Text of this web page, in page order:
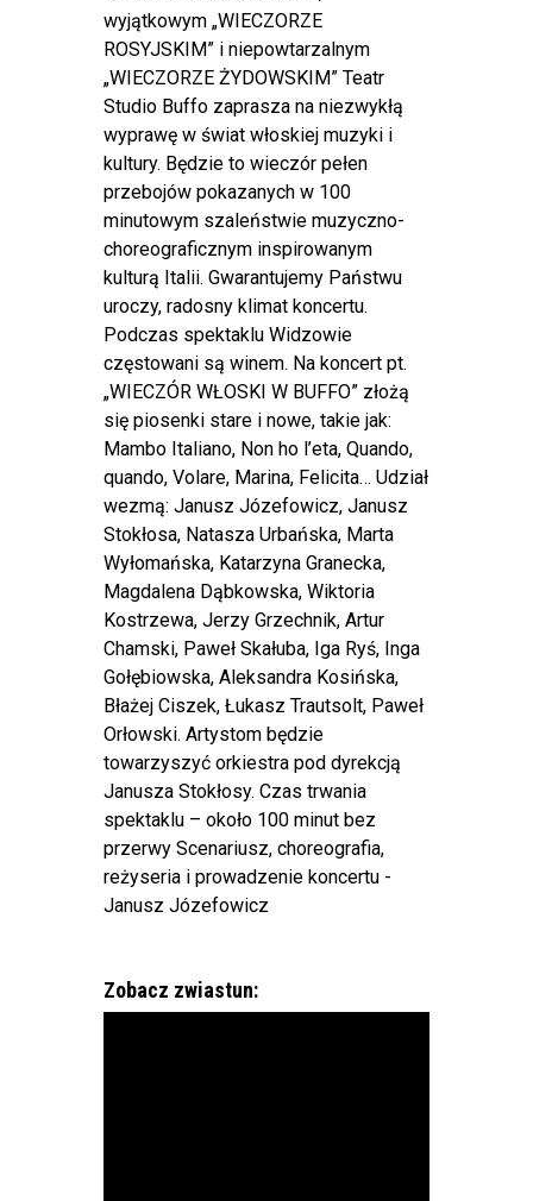
wyjątkowym „WIECZORZE
ROSYJSKIM” i niepowtarzalnym
„WIECZORZE ŻYDOWSKIM” Teatr
Studio Buffo zaprasza na niezwykłą
wyprawę w świat włoskiej muzyki i
kultury. Będzie to wieczór pełen
przebojów pokazanych w 100
minutowym szaleństwie muzyczno-
choreograficznym inspirowanym
kulturą Italii. Gwarantujemy Państwu
uroczy, radosny klimat koncertu.
Podczas spektaklu Widzowie
częstowani są winem. Na koncert pt.
„WIECZÓR WŁOSKI W BUFFO” złożą
się piosenki stare i nowe, takie jak:
Mambo Italiano, Non ho l’eta, Quando,
quando, Volare, Marina, Felicita… Udział
wezmą: Janusz Józefowicz, Janusz
Stokłosa, Natasza Urbańska, Marta
Wyłomańska, Katarzyna Granecka,
Magdalena Dąbkowska, Wiktoria
Kostrzewa, Jerzy Grzechnik, Artur
Chamski, Paweł Skałuba, Iga Ryś, Inga
Gołębiowska, Aleksandra Kosińska,
Błażej Ciszek, Łukasz Trautsolt, Paweł
Orłowski. Artystom będzie
towarzyszyć orkiestra pod dyrekcją
Janusza Stokłosy. Czas trwania
spektaklu – około 100 minut bez
przerwy Scenariusz, choreografia,
reżyseria i prowadzenie koncertu -
Janusz Józefowicz
Zobacz zwiastun: